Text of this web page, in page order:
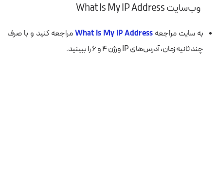
وب‌سایت What Is My IP Address
به سایت مراجعه What Is My IP Addressمراجعه کنید و با صرف
چند ثانیه زمان، آدرس‌های IP ورژن ۴ و ۶ را ببینید.